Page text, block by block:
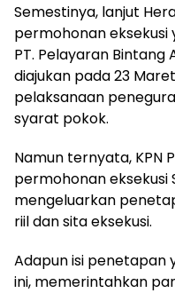
Semestinya, lanjut
permohonan eksekusi
PT. Pelayaran Bintang
diajukan pada 23
pelaksanaan
syarat pokok.
Namun ternyata, KPN
permohonan eksekusi
mengeluarkan
riil dan sita eksekusi.
Adapun isi penetapan
ini, memerintahkan